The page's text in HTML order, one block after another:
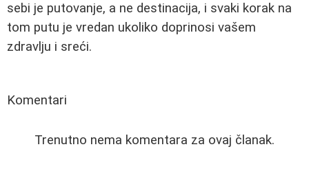
sebi je putovanje, a ne destinacija, i svaki korak na
tom putu je vredan ukoliko doprinosi vašem
zdravlju i sreći.
Komentari
Trenutno nema komentara za ovaj članak.